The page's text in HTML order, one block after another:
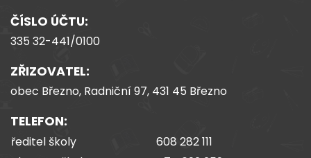
ČÍSLO ÚČTU:
335 32-441/0100
ZŘIZOVATEL:
obec Březno, Radniční 97, 431 45 Březno
TELEFON:
ředitel školy
608 282 111